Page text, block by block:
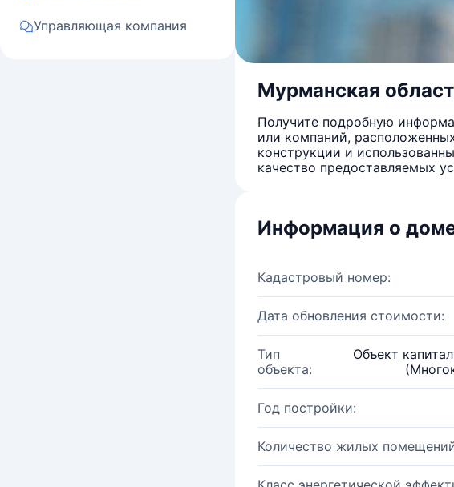
Управляющая компания
Мурманская
Получите подробную
или компаний,
конструкции и
качество предоставляемых
Информация о
Кадастровый номер:
Дата обновления стоимости:
Тип
объекта:
Объект
Год постройки:
Количество жилых